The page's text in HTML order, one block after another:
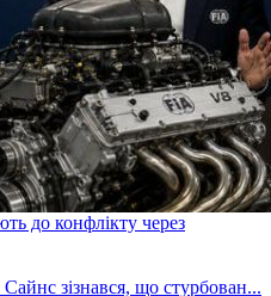
до конфлікту через